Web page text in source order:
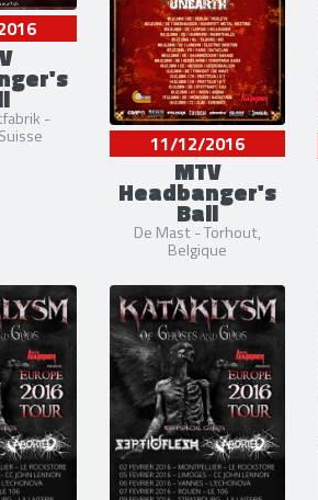
-
11/12/2016
MTV
Headbanger's
Ball
De Mast - Torhout,
Belgique